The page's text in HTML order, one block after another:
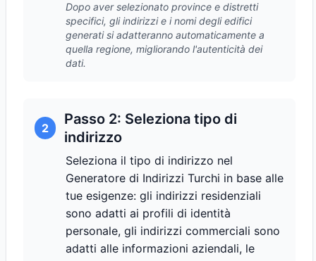
Dopo aver selezionato province e distretti
specifici, gli indirizzi e i nomi degli edifici
generati si adatteranno automaticamente a
quella regione, migliorando l'autenticità dei
dati.
2
Passo 2: Seleziona tipo di
indirizzo
Seleziona il tipo di indirizzo nel
Generatore di Indirizzi Turchi in base alle
tue esigenze: gli indirizzi residenziali
sono adatti ai profili di identità
personale, gli indirizzi commerciali sono
adatti alle informazioni aziendali, le